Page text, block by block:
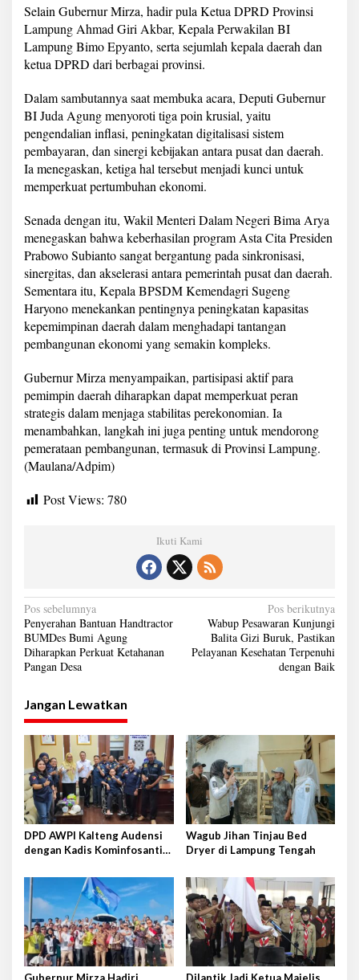
i
c
L
e
a
e
s
h
i
p
f
o
R
e
g
i
o
n
a
l
G
e
r
n
m
e
n
e
D
g
e
l
B
I
Selain Gubernur Mirza, hadir pula Ketua DPRD Provinsi
Lampung Ahmad Giri Akbar, Kepala Perwakilan BI
Lampung Bimo Epyanto, serta sejumlah kepala daerah dan
ketua DPRD dari berbagai provinsi.
Dalam sambutannya saat membuka acara, Deputi Gubernur
BI Juda Agung menyoroti tiga poin krusial, yaitu
pengendalian inflasi, peningkatan digitalisasi sistem
pembayaran, dan sinergi kebijakan antara pusat dan daerah.
Ia menegaskan, ketiga hal tersebut menjadi kunci untuk
memperkuat pertumbuhan ekonomi.
Senada dengan itu, Wakil Menteri Dalam Negeri Bima Arya
menegaskan bahwa keberhasilan program Asta Cita Presiden
Prabowo Subianto sangat bergantung pada sinkronisasi,
sinergitas, dan akselerasi antara pemerintah pusat dan daerah.
Sementara itu, Kepala BPSDM Kemendagri Sugeng
Haryono menekankan pentingnya peningkatan kapasitas
kepemimpinan daerah dalam menghadapi tantangan
pembangunan ekonomi yang semakin kompleks.
Gubernur Mirza menyampaikan, partisipasi aktif para
pemimpin daerah diharapkan dapat memperkuat peran
strategis dalam menjaga stabilitas perekonomian. Ia
menambahkan, langkah ini juga penting untuk mendorong
pemerataan pembangunan, termasuk di Provinsi Lampung.
(Maulana/Adpim)
Post Views: 780
Ikuti Kami
N
a
v
g
a
s
i
p
o
s
Pos sebelumnya
Penyerahan Bantuan Handtractor
BUMDes Bumi Agung
Diharapkan Perkuat Ketahanan
Pangan Desa
Pos berikutnya
Wabup Pesawaran Kunjungi
Balita Gizi Buruk, Pastikan
Pelayanan Kesehatan Terpenuhi
dengan Baik
Jangan Lewatkan
DPD AWPI Kalteng Audensi
dengan Kadis Kominfosantik
Rencana Kongnas II AWPI se-
Indonesia
Wagub Jihan Tinjau Bed
Dryer di Lampung Tengah
Gubernur Mirza Hadiri Dilantik Jadi Ketua Majelis